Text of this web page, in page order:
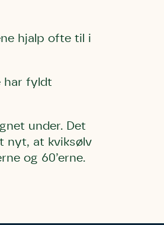
hjalp ofte til i
har fyldt
under. Det
nyt, at kviksølv
og 60’erne.